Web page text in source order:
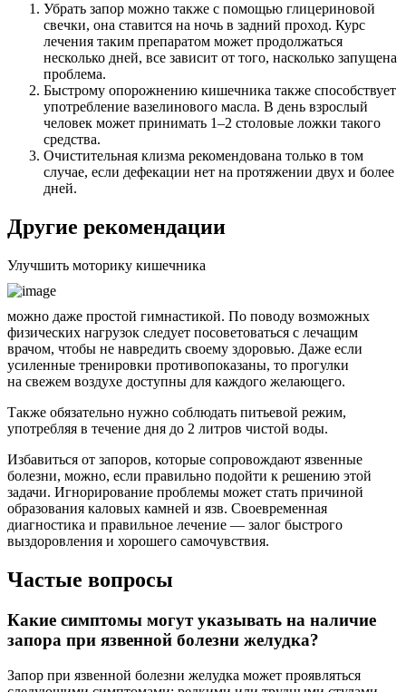
Убрать запор можно также с помощью глицериновой
свечки, она ставится на ночь в задний проход. Курс
лечения таким препаратом может продолжаться
несколько дней, все зависит от того, насколько запущена
проблема.
Быстрому опорожнению кишечника также способствует
употребление вазелинового масла. В день взрослый
человек может принимать 1–2 столовые ложки такого
средства.
Очистительная клизма рекомендована только в том
случае, если дефекации нет на протяжении двух и более
дней.
Другие рекомендации
Улучшить моторику кишечника
можно даже простой гимнастикой. По поводу возможных
физических нагрузок следует посоветоваться с лечащим
врачом, чтобы не навредить своему здоровью. Даже если
усиленные тренировки противопоказаны, то прогулки
на свежем воздухе доступны для каждого желающего.
Также обязательно нужно соблюдать питьевой режим,
употребляя в течение дня до 2 литров чистой воды.
Избавиться от запоров, которые сопровождают язвенные
болезни, можно, если правильно подойти к решению этой
задачи. Игнорирование проблемы может стать причиной
образования каловых камней и язв. Своевременная
диагностика и правильное лечение — залог быстрого
выздоровления и хорошего самочувствия.
Частые вопросы
Какие симптомы могут указывать на наличие
запора при язвенной болезни желудка?
Запор при язвенной болезни желудка может проявляться